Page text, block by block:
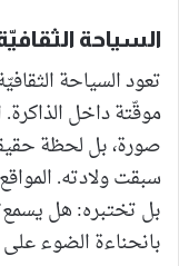
السياحة
تعود السياحة
موقّتة داخل الذاكرة.
صورة، بل لحظة
سبقت ولادته.
بل تختبره: هل
بانحناءة الضوء